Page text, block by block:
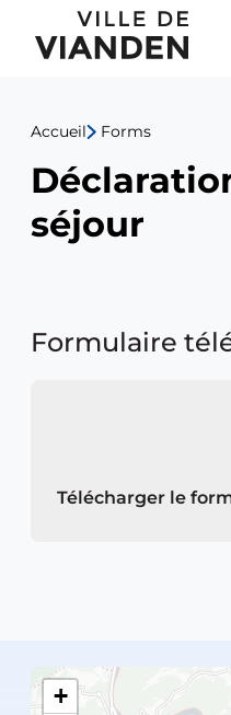
Menu
navigation
principal
Accueil Forms
séjour
Formulaire
Télécharger le
+